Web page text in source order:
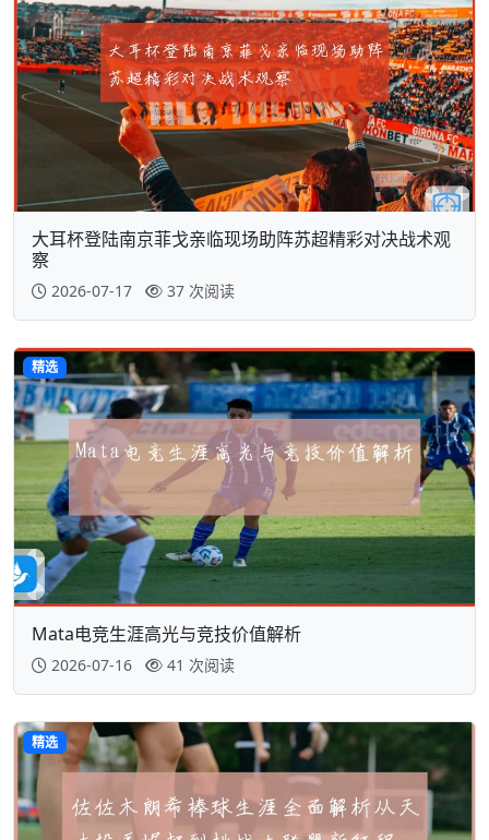
大耳杯登陆南京菲戈亲临现场助阵苏超精彩对决战术观
察
2026-07-17 37 次阅读
精选
Mata电竞生涯高光与竞技价值解析
2026-07-16 41 次阅读
精选